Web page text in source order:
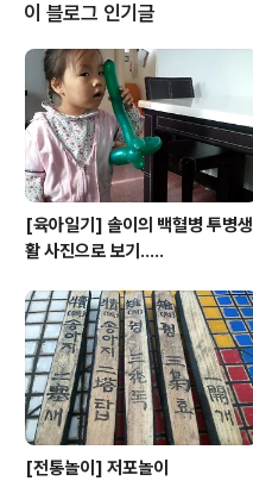
이 블로그 인기글
[육아일기] 솔이의 백혈병 투병생
활 사진으로 보기.....
[전통놀이] 저포놀이